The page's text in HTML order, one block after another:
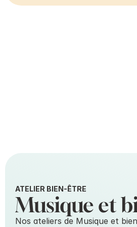
ATELIER BIEN-ÊTRE
Musique et
Nos ateliers de Musique et